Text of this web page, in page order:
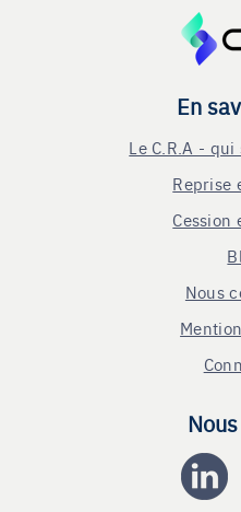
En
Le C.R.A -
Reprise
Cession
Nous